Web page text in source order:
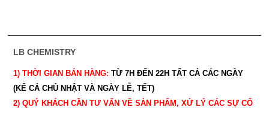
LB CHEMISTRY
1) THỜI GIAN BÁN HÀNG: TỪ 7H ĐẾN 22H TẤT CẢ CÁC NGÀY
(KỂ CẢ CHỦ NHẬT VÀ NGÀY LỄ, TẾT)
2) QUÝ KHÁCH CẦN TƯ VẤN VỀ SẢN PHẨM, XỬ LÝ CÁC SỰ CỐ